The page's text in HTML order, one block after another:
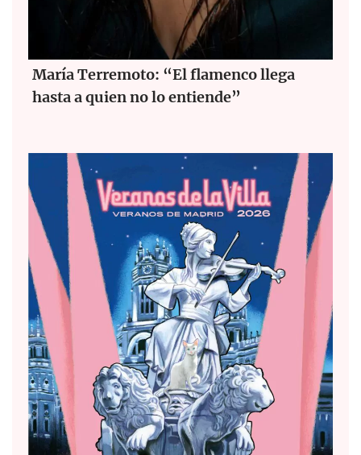
María Terremoto: “El flamenco llega
hasta a quien no lo entiende”